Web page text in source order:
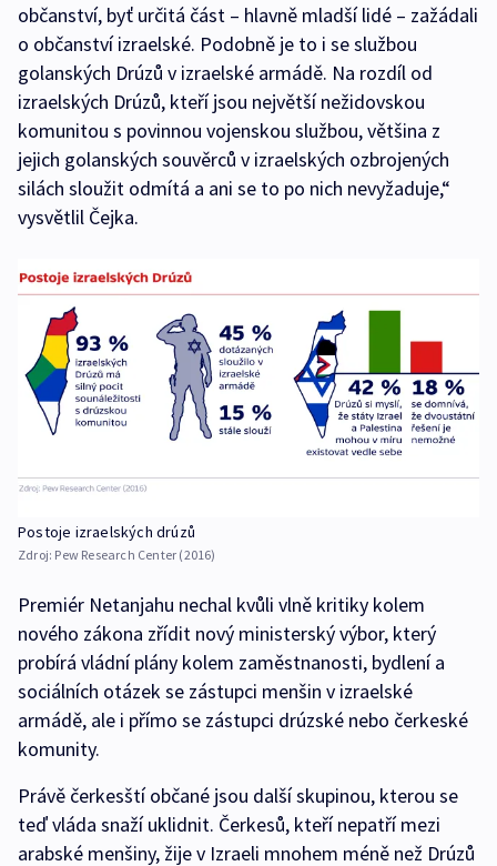
občanství, byť určitá část – hlavně mladší lidé – zažádali
o občanství izraelské. Podobně je to i se službou
golanských Drúzů v izraelské armádě. Na rozdíl od
izraelských Drúzů, kteří jsou největší nežidovskou
komunitou s povinnou vojenskou službou, většina z
jejich golanských souvěrců v izraelských ozbrojených
silách sloužit odmítá a ani se to po nich nevyžaduje,“
vysvětlil Čejka.
Postoje izraelských drúzů
Zdroj: Pew Research Center (2016)
Premiér Netanjahu nechal kvůli vlně kritiky kolem
nového zákona zřídit nový ministerský výbor, který
probírá vládní plány kolem zaměstnanosti, bydlení a
sociálních otázek se zástupci menšin v izraelské
armádě, ale i přímo se zástupci drúzské nebo čerkeské
komunity.
Právě čerkesští občané jsou další skupinou, kterou se
teď vláda snaží uklidnit. Čerkesů, kteří nepatří mezi
arabské menšiny, žije v Izraeli mnohem méně než Drúzů